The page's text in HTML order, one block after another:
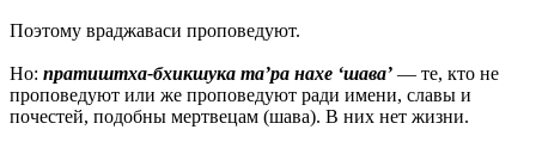
Поэтому враджаваси проповедуют.
Но: пратиштха-бхикшука та’ра нахе ‘шава’ — те, кто не
проповедуют или же проповедуют ради имени, славы и
почестей, подобны мертвецам (шава). В них нет жизни.